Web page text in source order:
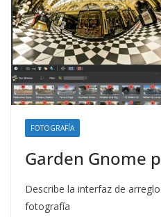
FOTOGRAFÍA
Garden Gnome
Describe la interfaz de
fotografía